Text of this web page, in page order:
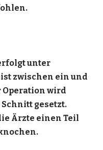
unter
zwischen ein und
Operation wird
gesetzt.
Ärzte einen Teil